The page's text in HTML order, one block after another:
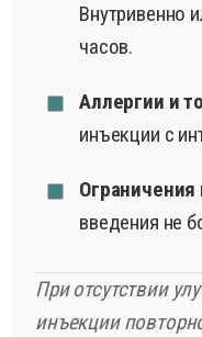
Внутривенно
часов.
Аллергии и
инъекции с
введения не
При отсутствии
инъекции